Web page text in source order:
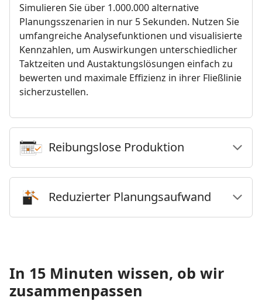
Simulieren Sie über 1.000.000 alternative
Planungsszenarien in nur 5 Sekunden. Nutzen Sie
umfangreiche Analysefunktionen und visualisierte
Kennzahlen, um Auswirkungen unterschiedlicher
Taktzeiten und Austaktungslösungen einfach zu
bewerten und maximale Effizienz in ihrer Fließlinie
sicherzustellen.
Reibungslose Produktion
Reduzierter Planungsaufwand
In 15 Minuten wissen, ob wir
zusammenpassen